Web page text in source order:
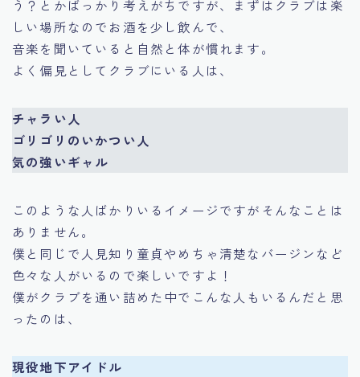
う？とかばっかり考えがちですが、まずはクラブは楽
しい場所なのでお酒を少し飲んで、
音楽を聞いていると自然と体が慣れます。
よく偏見としてクラブにいる人は、
チャラい人
ゴリゴリのいかつい人
気の強いギャル
このような人ばかりいるイメージですがそんなことは
ありません。
僕と同じで人見知り童貞やめちゃ清楚なバージンなど
色々な人がいるので楽しいですよ！
僕がクラブを通い詰めた中でこんな人もいるんだと思
ったのは、
現役地下アイドル